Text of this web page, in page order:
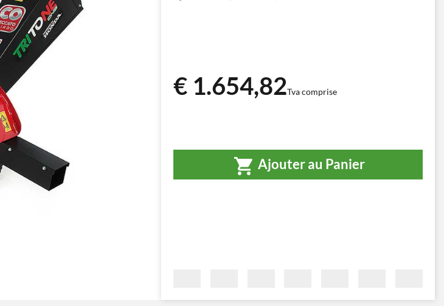
€ 1.654,82Tva comprise
Ajouter au Panier